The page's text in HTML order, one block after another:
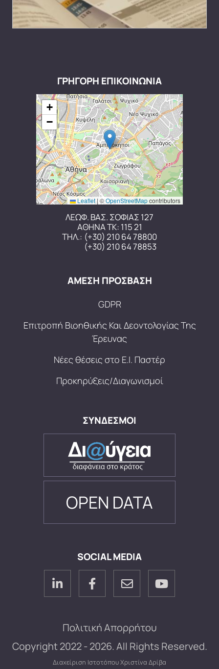
ΓΡΗΓΟΡΗ ΕΠΙΚΟΙΝΩΝΙΑ
+
−
Leaflet|©OpenStreetMapcontributors
ΛΕΩΦ. ΒΑΣ. ΣΟΦΙΑΣ 127
ΑΘΗΝΑ ΤΚ: 115 21
ΤΗΛ.: (+30) 210 64 78800
(+30) 210 64 78853
ΑΜΕΣΗ ΠΡΟΣΒΑΣΗ
GDPR
Επιτροπή Βιοηθικής Και Δεοντολογίας Της
Έρευνας
Νέες θέσεις στο Ε.Ι. Παστέρ
Προκηρύξεις/Διαγωνισμοί
ΣΥΝΔΕΣΜΟΙ
OPEN DATA
SOCIAL MEDIA
Διαχείριση ΙστοτόπουΧριστίνα Δρίβα
Copyright 2022 - 2026. All Rights Reserved.
Πολιτική Απορρήτου